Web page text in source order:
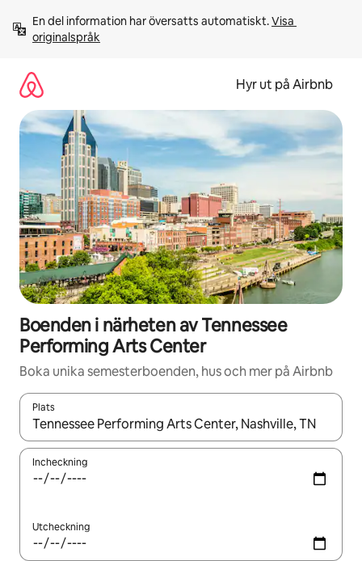
innehåll
En del information har översatts automatiskt. Visa
originalspråk
Hyr ut på Airbnb
Boenden i närheten av Tennessee
Performing Arts Center
Boka unika semesterboenden, hus och mer på Airbnb
Plats
När resultaten är tillgängliga kan du navigera med upp- och
Incheckning
Utcheckning